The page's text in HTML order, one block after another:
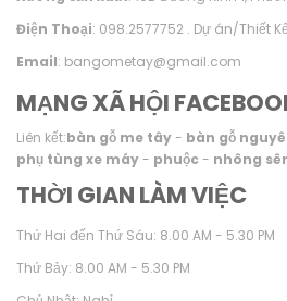
Điện Thoại: 098.2577752 . Dự án/Thiết
Email: bangometay@gmail.com
MẠNG XÃ HỘI
Liên kết:bàn gỗ me tây- bàn gỗ
phụ tùng xe máy- phuộc- nhông
THỜI GIAN LÀM VIỆC
Thứ Hai đến Thứ Sáu: 8.00 AM - 5.30 PM
Thứ Bảy: 8.00 AM - 5.30 PM